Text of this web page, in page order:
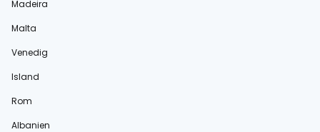
Madeira
Malta
Venedig
Island
Rom
Albanien